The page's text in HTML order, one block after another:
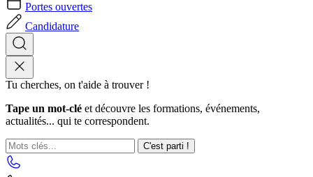
Portes ouvertes
Candidature
Tu cherches, on t'aide à trouver !
Tape un mot-clé et découvre les formations, événements,
actualités... qui te correspondent.
C'est parti !